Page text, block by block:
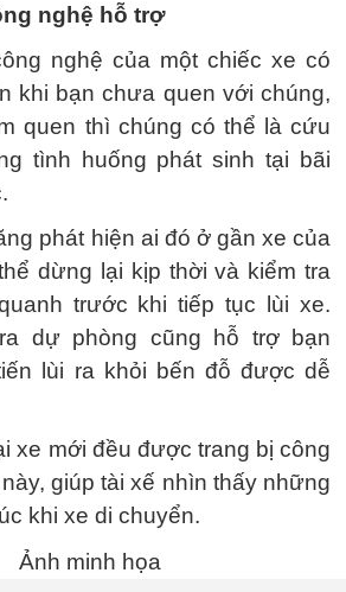
nghệ hỗ trợ
nghệ của một chiếc xe có
khi bạn chưa quen với chúng,
quen thì chúng có thể là cứu
tình huống phát sinh tại bãi
phát hiện ai đó ở gần xe của
dừng lại kịp thời và kiểm tra
trước khi tiếp tục lùi xe.
dự phòng cũng hỗ trợ bạn
lùi ra khỏi bến đỗ được dễ
xe mới đều được trang bị công
giúp tài xế nhìn thấy những
khi xe di chuyển.